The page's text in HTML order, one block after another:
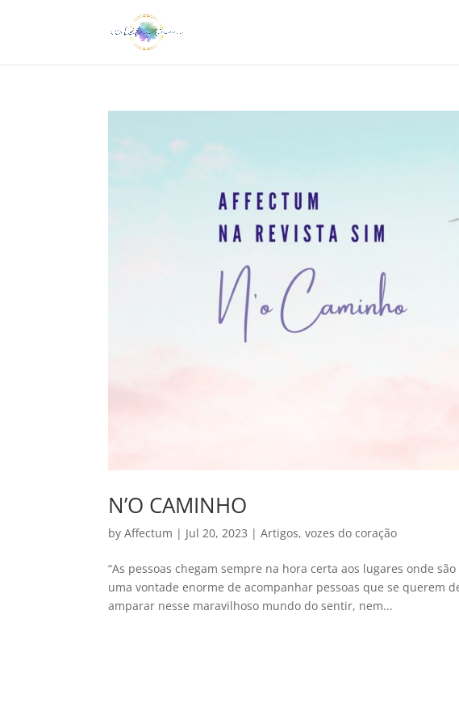
N’O CAMINHO
byAffectum | Jul 20, 2023 |Artigos,vozes do coração
“As pessoas chegam sempre na hora certa aos lugares onde
uma vontade enorme de acompanhar pessoas que se querem
amparar nesse maravilhoso mundo do sentir, nem...